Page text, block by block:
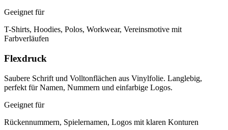
Geeignet für
T-Shirts, Hoodies, Polos, Workwear, Vereinsmotive mit
Farbverläufen
Flexdruck
Saubere Schrift und Volltonflächen aus Vinylfolie. Langlebig,
perfekt für Namen, Nummern und einfarbige Logos.
Geeignet für
Rückennummern, Spielernamen, Logos mit klaren Konturen